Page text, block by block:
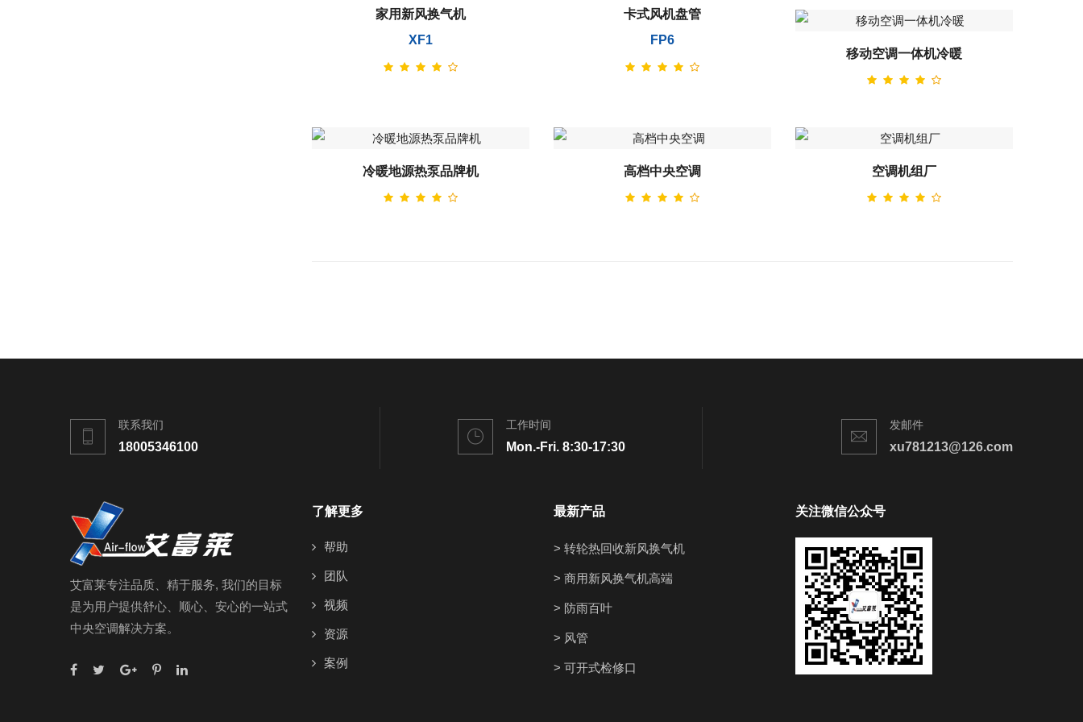
家用新风换气机
XF1
卡式风机盘管
FP6
移动空调一体机冷暖
冷暖地源热泵品牌机 高档中央空调 空调机组厂
联系我们
18005346100
工作时间
Mon.-Fri. 8:30-17:30
发邮件
xu781213@126.com
艾富莱专注品质、精于服务, 我们的目标
是为用户提供舒心、顺心、安心的一站式
中央空调解决方案。
了解更多
帮助
团队
视频
资源
案例
最新产品
> 转轮热回收新风换气机
> 商用新风换气机高端
> 防雨百叶
> 风管
> 可开式检修口
关注微信公众号